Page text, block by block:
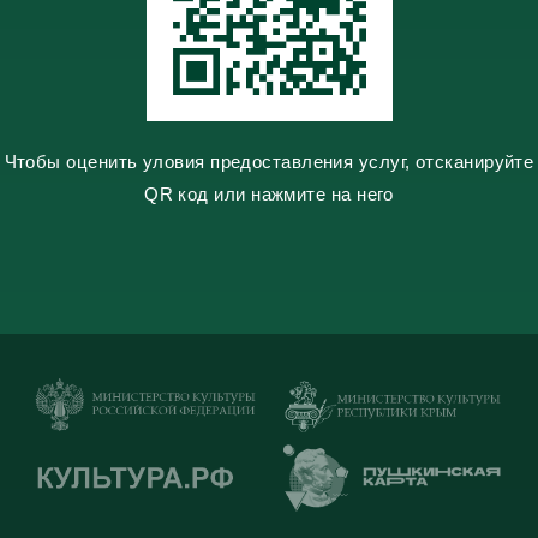
k
i
Чтобы оценить уловия предоставления услуг, отсканируйте
QR код или нажмите на него